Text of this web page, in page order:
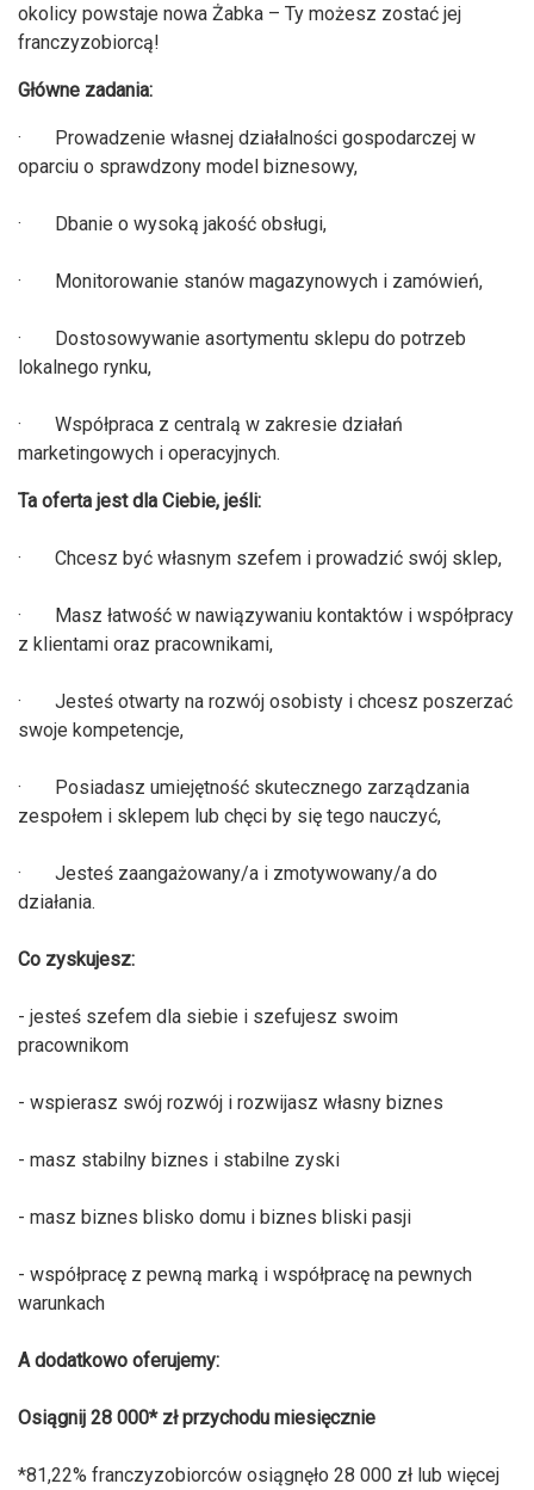
okolicy powstaje nowa Żabka – Ty możesz zostać jej
franczyzobiorcą!
Główne zadania:
· Prowadzenie własnej działalności gospodarczej w
oparciu o sprawdzony model biznesowy,
· Dbanie o wysoką jakość obsługi,
· Monitorowanie stanów magazynowych i zamówień,
· Dostosowywanie asortymentu sklepu do potrzeb
lokalnego rynku,
· Współpraca z centralą w zakresie działań
marketingowych i operacyjnych.
Ta oferta jest dla Ciebie, jeśli:
· Chcesz być własnym szefem i prowadzić swój sklep,
· Masz łatwość w nawiązywaniu kontaktów i współpracy
z klientami oraz pracownikami,
· Jesteś otwarty na rozwój osobisty i chcesz poszerzać
swoje kompetencje,
· Posiadasz umiejętność skutecznego zarządzania
zespołem i sklepem lub chęci by się tego nauczyć,
· Jesteś zaangażowany/a i zmotywowany/a do
działania.
Co zyskujesz:
- jesteś szefem dla siebie i szefujesz swoim
pracownikom
- wspierasz swój rozwój i rozwijasz własny biznes
- masz stabilny biznes i stabilne zyski
- masz biznes blisko domu i biznes bliski pasji
- współpracę z pewną marką i współpracę na pewnych
warunkach
A dodatkowo oferujemy:
Osiągnij 28 000* zł przychodu miesięcznie
*81,22% franczyzobiorców osiągnęło 28 000 zł lub więcej